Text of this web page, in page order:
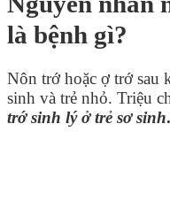
là bệnh gì?
Nôn trớ hoặc ợ trớ sau
sinh và trẻ nhỏ. Triệu
trớ sinh lý ở trẻ sơ sinh.